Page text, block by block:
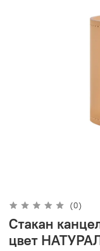
(0)
Стакан
цвет